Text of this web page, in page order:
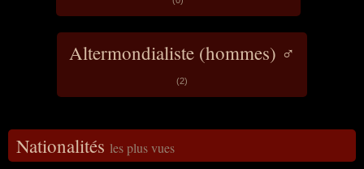
Altermondialiste (hommes) ♂
(2)
Nationalités les plus vues